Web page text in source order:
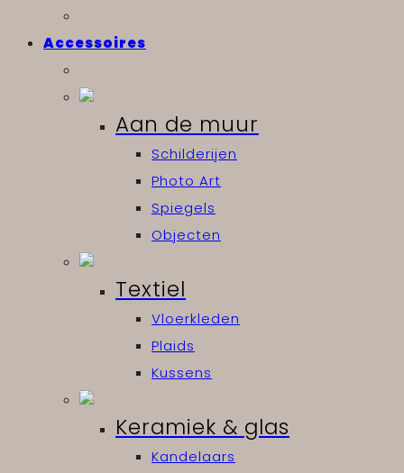
Accessoires
Aan de muur
Schilderijen
Photo Art
Spiegels
Objecten
Textiel
Vloerkleden
Plaids
Kussens
Keramiek & glas
Kandelaars